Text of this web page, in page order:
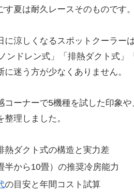
夏は耐久レースそのものです。
に涼しくなるスポットクーラー
ンドレン式」「排熱ダクト式」
迷う方が少なくありません。
コーナーで5機種を試した印象
理しました。
熱ダクト式の構造と実力差
半から10畳）の推奨冷房能力
の目安と年間コスト試算